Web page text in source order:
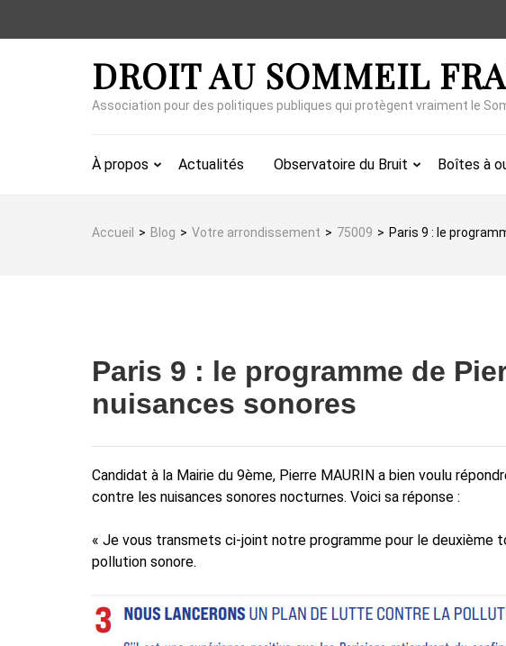
DROIT AU SOMMEIL
Association pour des politiques publiques qui protègent vraiment le
À propos Actualités Observatoire du Bruit Boîtes à
Accueil > Blog > Votre arrondissement > 75009 > Paris 9 : le
Paris 9 : le programme de
nuisances sonores
Candidat à la Mairie du 9ème, Pierre MAURIN a bien voulu
contre les nuisances sonores nocturnes. Voici sa réponse :
« Je vous transmets ci-joint notre programme pour le deuxième
pollution sonore.